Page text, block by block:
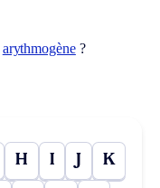
arythmogène?
H I J K